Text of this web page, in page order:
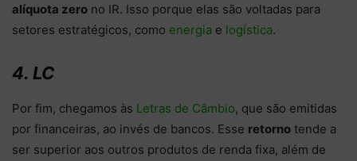
alíquota zero no IR. Isso porque elas são voltadas para
setores estratégicos, como energia e logística.
4. LC
Por fim, chegamos às Letras de Câmbio, que são emitidas
por financeiras, ao invés de bancos. Esse retorno tende a
ser superior aos outros produtos de renda fixa, além de